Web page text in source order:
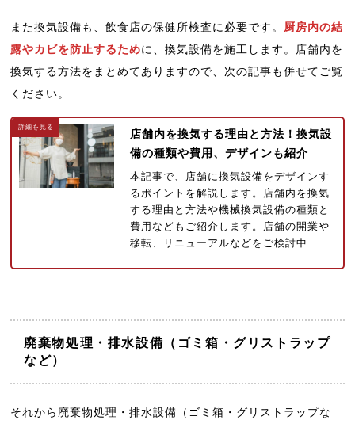
また換気設備も、飲食店の保健所検査に必要です。 厨房内の結
露やカビを防止するために、換気設備を施工します。店舗内を
換気する方法をまとめてありますので、次の記事も併せてご覧
ください。
店舗内を換気する理由と方法！換気設
備の種類や費用、デザインも紹介
本記事で、店舗に換気設備をデザインす
るポイントを解説します。店舗内を換気
する理由と方法や機械換気設備の種類と
費用などもご紹介します。店舗の開業や
移転、リニューアルなどをご検討中…
廃棄物処理・排水設備（ゴミ箱・グリストラップ
など）
それから廃棄物処理・排水設備（ゴミ箱・グリストラップな